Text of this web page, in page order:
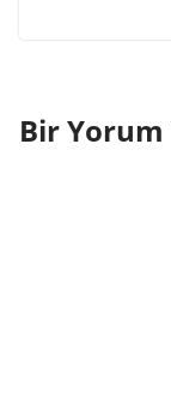
Bir Yorum